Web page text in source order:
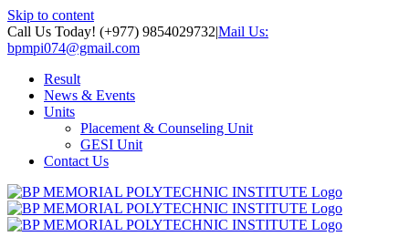
Skip to content
Call Us Today! (+977) 9854029732|Mail Us:
bpmpi074@gmail.com
Result
News & Events
Units
Placement & Counseling Unit
GESI Unit
Contact Us